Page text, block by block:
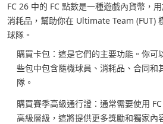
FC 26 中的 FC 點數是一種遊戲內貨幣，
消耗品，幫助你在 Ultimate Team (FUT)
球隊。
購買卡包：這是它們的主要功能。你可
些包中包含隨機球員、消耗品、合同和
隊。
購買賽季高級通行證：通常需要使用
高級層級，這將提供更多獎勵和獨家內